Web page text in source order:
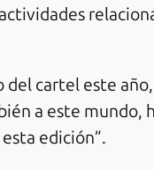
cartel este
a este mundo,
edición”.